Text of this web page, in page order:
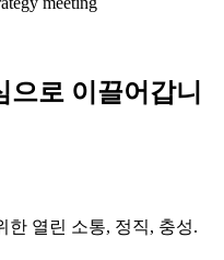
로 이끌어갑니
한 열린 소통, 정직, 충성.